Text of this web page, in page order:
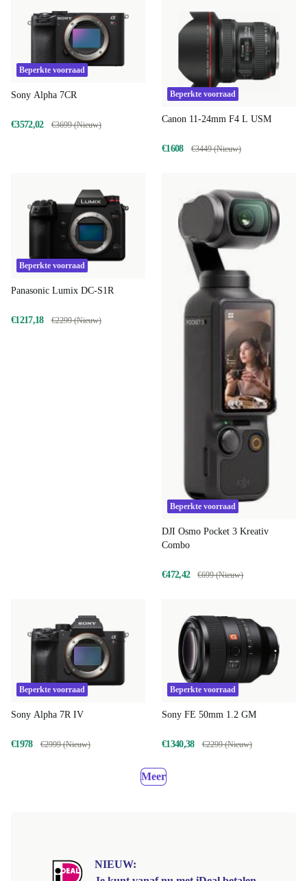
Beperkte voorraad
Sony Alpha 7CR
€3572,02 €3699 (Nieuw)
Beperkte voorraad
Canon 11-24mm F4 L USM
€1608 €3449 (Nieuw)
Beperkte voorraad
Panasonic Lumix DC-S1R
€1217,18 €2299 (Nieuw)
Beperkte voorraad
DJI Osmo Pocket 3 Kreativ
Combo
€472,42 €699 (Nieuw)
Beperkte voorraad
Sony Alpha 7R IV
€1978 €2999 (Nieuw)
Beperkte voorraad
Sony FE 50mm 1.2 GM
€1340,38 €2299 (Nieuw)
Meer
NIEUW: